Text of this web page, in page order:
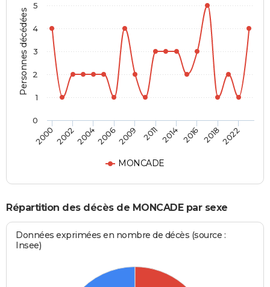
Personnes décédées
MONCADE
20002002200420062009 2011 2014 2016 20182022
0
1
2
3
4
5
Répartition des décès de MONCADE par sexe
Données exprimées en nombre de décès (source :
Insee)